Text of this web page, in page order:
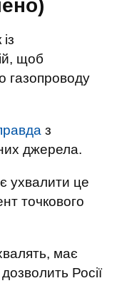
щоб
газопроводу
з
джерела.
ухвалити це
точкового
має
Росії